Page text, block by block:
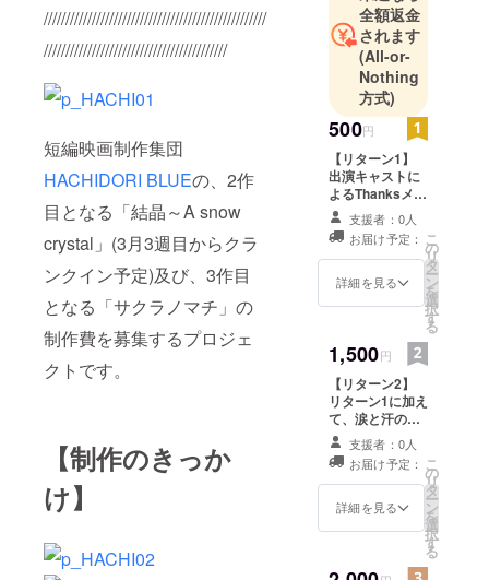
///////////////////////////////////////////////////
//////////////////////////////////////////
短編映画制作集団
HACHIDORI BLUEの、2作
目となる「結晶～A snow
crystal」(3月3週目からクラ
ンクイン予定)及び、3作目
となる「サクラノマチ」の
制作費を募集するプロジェ
クトです。
【制作のきっか
け】
クターとな
り以後プロ
モーション
ビデオや
CM・テレビ
番組その他
様々な作品
を撮らせて
もらいまし
た。
40歳の節目
を迎えた
2010年、今
見つめ直す
べくアル
ファエイハ
ンを卒業し
バイクにテ
ントと寝袋
を積み込ん
に出まし
全額返金
されます
(All-or-
Nothing
方式)
500円
【リターン1】
出演キャストに
よるThanksメッ
セージを活動報
告にて限定公開
致します。
支援者：0人
お届け予定：
詳細を見る
こ
の
リ
タ
ー
ン
を
選
択
す
る
1,500円
【リターン2】
リターン1に加え
て、涙と汗の詰
まった撮影終了
時の監督用台本
のデータ2作品分
をpdfで公開しま
す。
支援者：0人
お届け予定：
詳細を見る
こ
の
リ
タ
ー
ン
を
選
択
す
る